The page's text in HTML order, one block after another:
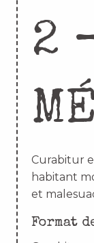
2
Curabitur
habitant
et
Format